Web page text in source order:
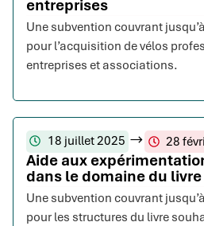
entreprises
Une subvention couvrant
pour l’acquisition de vélos
entreprises et associations.
18 juillet 2025 28
Aide aux
dans le domaine du livre
Une subvention couvrant
pour les structures du livre